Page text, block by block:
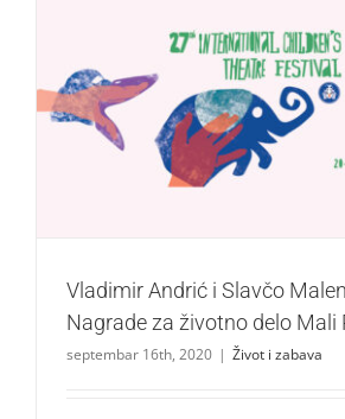
Vladimir Andrić i Slavčo Malenov
životno delo Mali Princ
Život i zabava
Vladimir Andrić i Slavčo
Nagrade za životno delo Mali
septembar 16th, 2020 | Život i zabava